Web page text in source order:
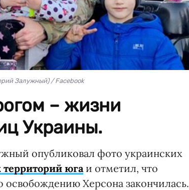
Залужный) / Facebook
– жизни
Украины.
опубликовал фото украинских
югаи отметил, что
освобождению Херсона закончилась.